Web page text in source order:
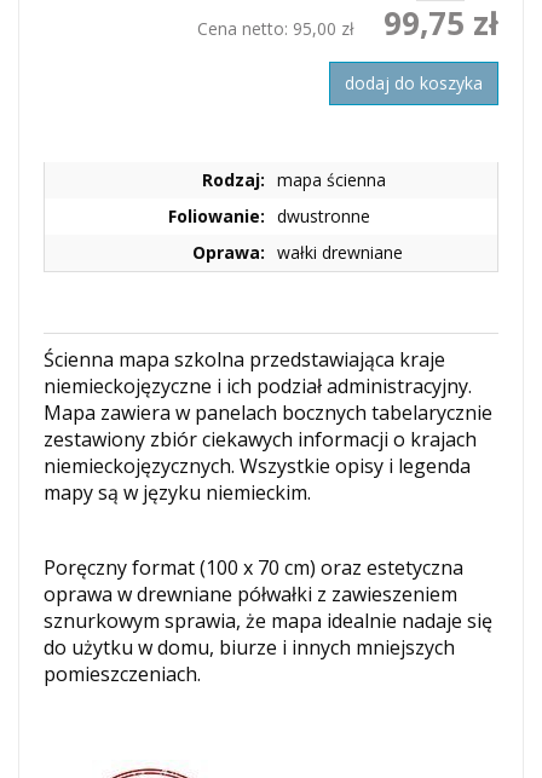
Cena netto: 95,00 zł 99,75 zł
dodaj do koszyka
Rodzaj: mapa ścienna
Foliowanie: dwustronne
Oprawa: wałki drewniane
Ścienna mapa szkolna przedstawiająca kraje
niemieckojęzyczne i ich podział administracyjny.
Mapa zawiera w panelach bocznych tabelarycznie
zestawiony zbiór ciekawych informacji o krajach
niemieckojęzycznych. Wszystkie opisy i legenda
mapy są w języku niemieckim.
Poręczny format (100 x 70 cm) oraz estetyczna
oprawa w drewniane półwałki z zawieszeniem
sznurkowym sprawia, że mapa idealnie nadaje się
do użytku w domu, biurze i innych mniejszych
pomieszczeniach.